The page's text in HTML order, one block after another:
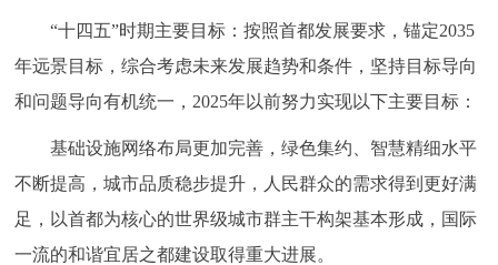
“十四五”时期主要目标：按照首都发展要求，锚定2035
年远景目标，综合考虑未来发展趋势和条件，坚持目标导向
和问题导向有机统一，2025年以前努力实现以下主要目标：
基础设施网络布局更加完善，绿色集约、智慧精细水平
不断提高，城市品质稳步提升，人民群众的需求得到更好满
足，以首都为核心的世界级城市群主干构架基本形成，国际
一流的和谐宜居之都建设取得重大进展。